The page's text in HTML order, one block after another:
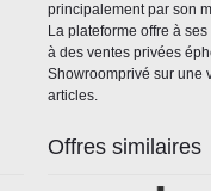
principalement par son
La plateforme offre à
à des ventes privées
Showroomprivé sur une
articles.
Offres similaires